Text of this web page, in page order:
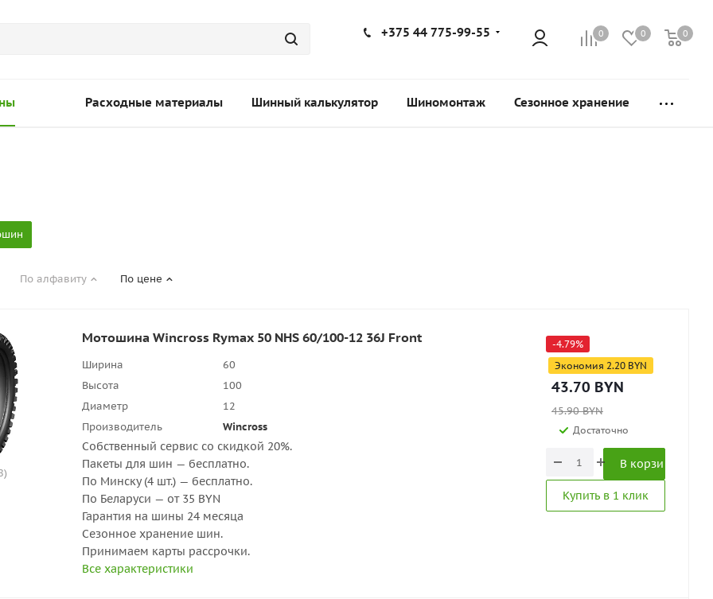
0 0 0
+375 44 775-99-55
Расходные материалы Шинный калькулятор Шиномонтаж Сезонное хранение
По алфавиту По цене
Мотошина Wincross Rymax 50 NHS 60/100-12 36J Front
Ширина
60
Высота
100
Диаметр
12
Производитель
Wincross
Собственный сервис со скидкой 20%.
Пакеты для шин — бесплатно.
По Минску (4 шт.) — бесплатно.
По Беларуси — от 35 BYN
Гарантия на шины 24 месяца
Сезонное хранение шин.
Принимаем карты рассрочки.
Все характеристики
-4.79%
Экономия 2.20 BYN
43.70 BYN
45.90BYN
Достаточно
В корзину
Купить в 1 клик